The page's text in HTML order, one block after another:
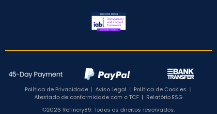
Política de Privacidade | Aviso Legal | Política de Cookies |
Atestado de conformidade com o TCF | Relatório ESG
©2026 Refinery89. Todos os direitos reservados.